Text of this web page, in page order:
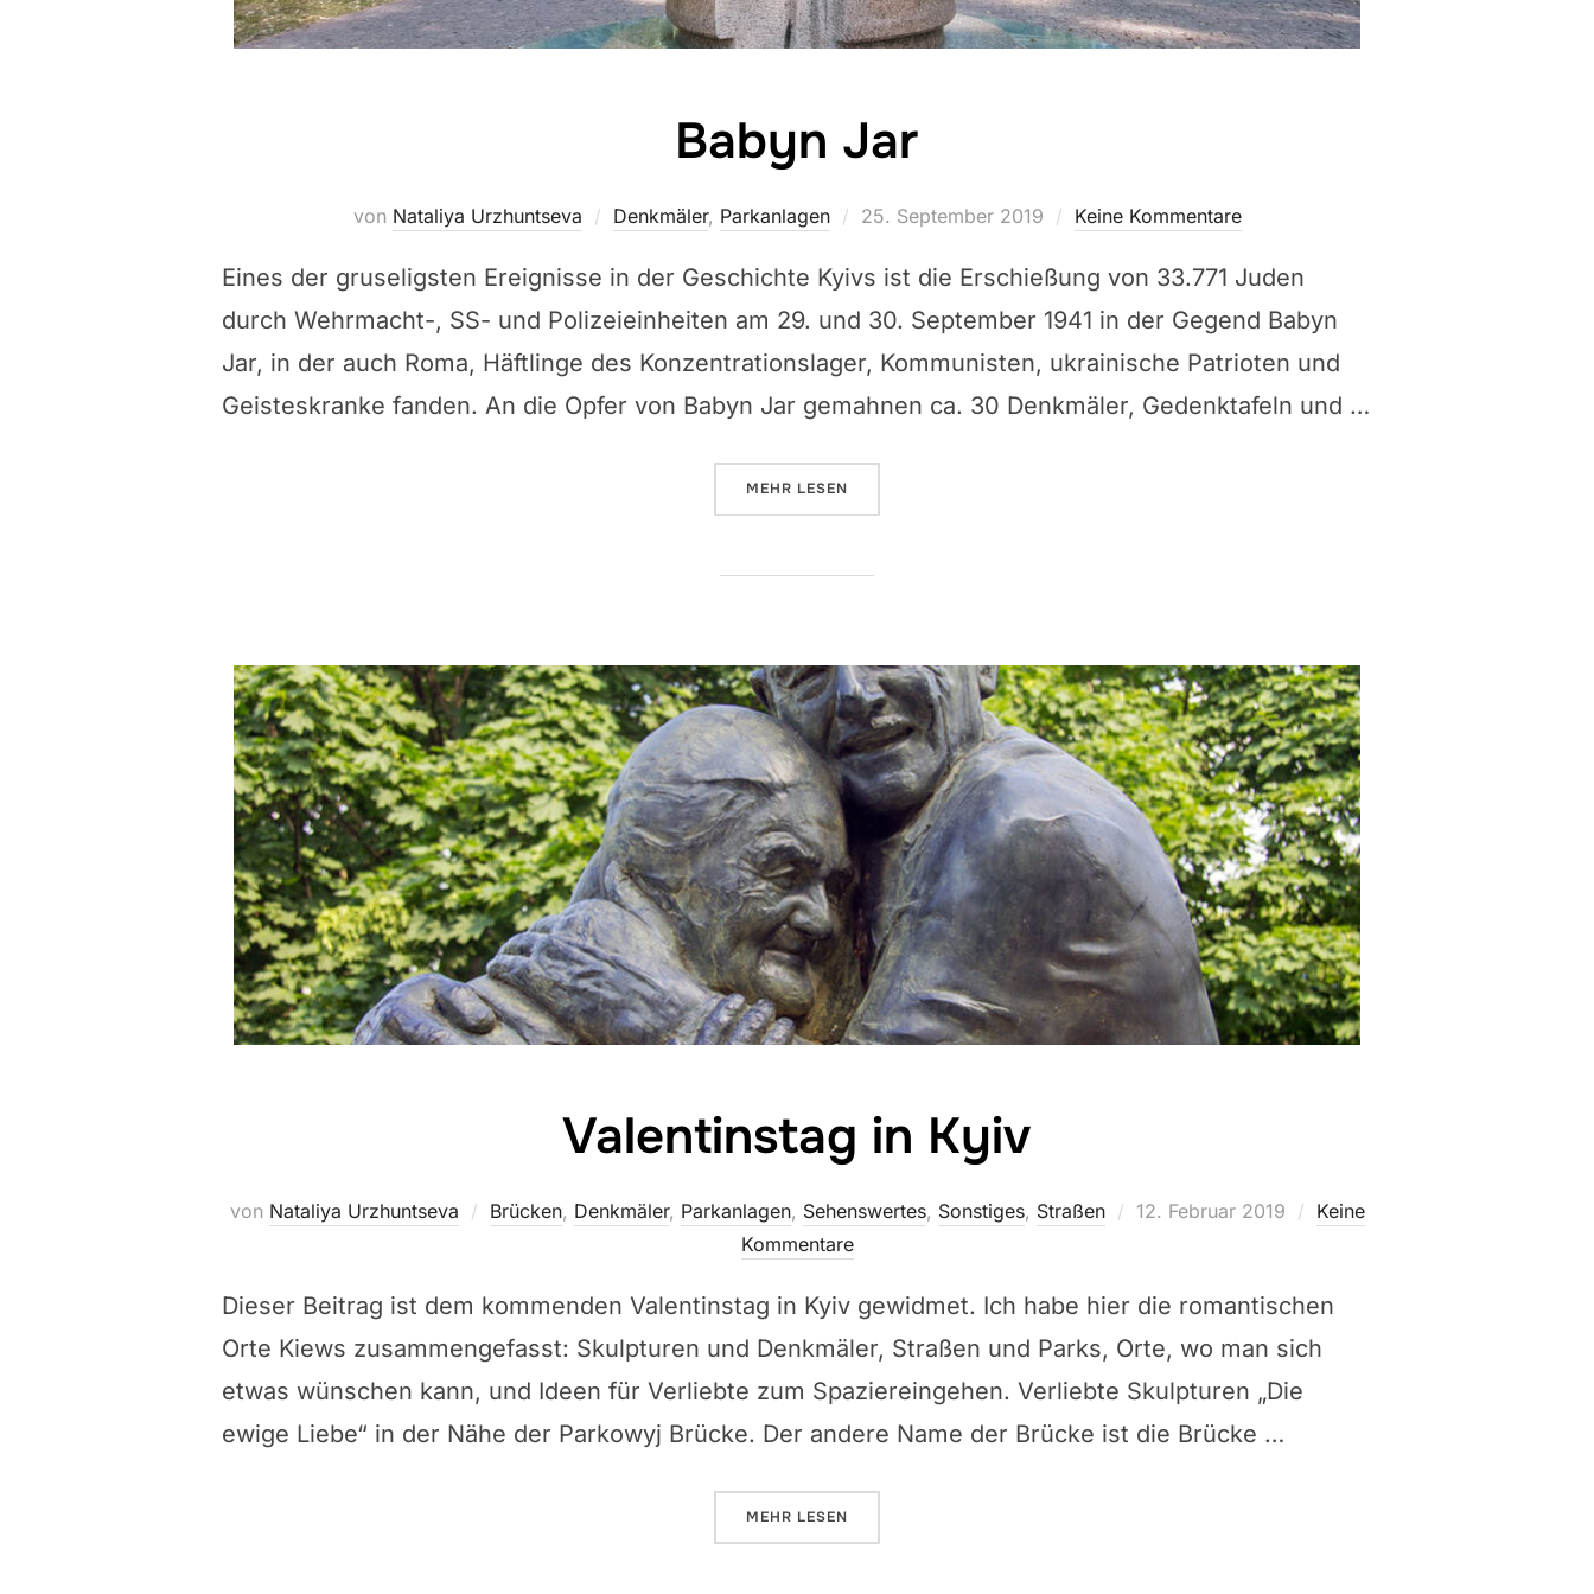
Babyn Jar
von Nataliya Urzhuntseva Denkmäler, Parkanlagen
Veröffentlicht
25. September 2019 Keine Kommentare
Eines der gruseligsten Ereignisse in der Geschichte Kyivs ist die Erschießung von 33.771 Juden
durch Wehrmacht-, SS- und Polizeieinheiten am 29. und 30. September 1941 in der Gegend Babyn
Jar, in der auch Roma, Häftlinge des Konzentrationslager, Kommunisten, ukrainische Patrioten und
Geisteskranke fanden. An die Opfer von Babyn Jar gemahnen ca. 30 Denkmäler, Gedenktafeln und …
MEHR ÜBER „BABYN JAR“
LESEN
Valentinstag in Kyiv
von Nataliya Urzhuntseva Brücken, Denkmäler, Parkanlagen, Sehenswertes, Sonstiges, Straßen
Veröffentlicht
12. Februar 2019
Keine
Kommentare
Dieser Beitrag ist dem kommenden Valentinstag in Kyiv gewidmet. Ich habe hier die romantischen
Orte Kiews zusammengefasst: Skulpturen und Denkmäler, Straßen und Parks, Orte, wo man sich
etwas wünschen kann, und Ideen für Verliebte zum Spaziereingehen. Verliebte Skulpturen „Die
ewige Liebe“ in der Nähe der Parkowyj Brücke. Der andere Name der Brücke ist die Brücke …
MEHR ÜBER „VALENTINSTAG IN KYIV“
LESEN